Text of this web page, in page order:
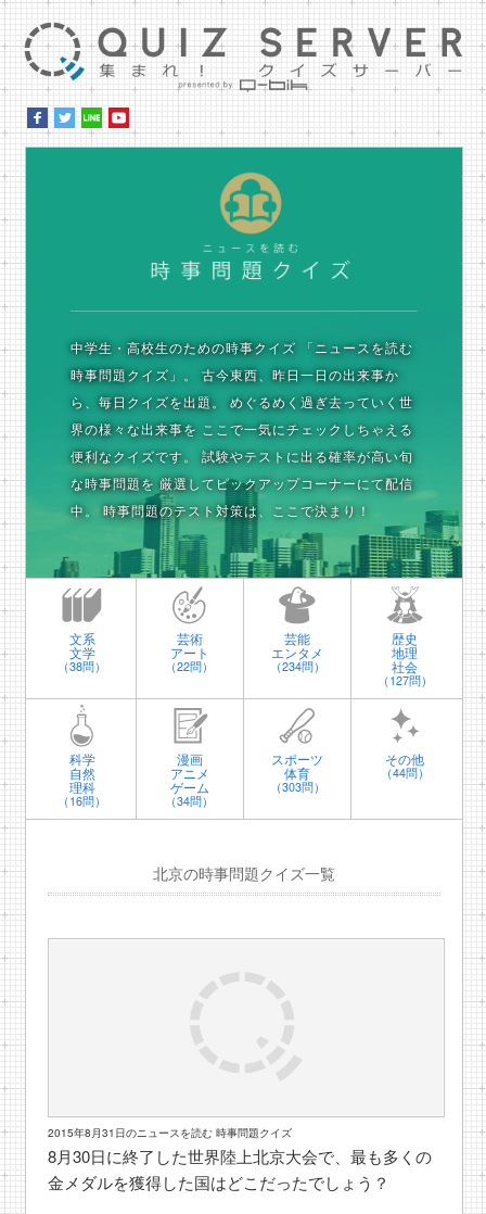
中学生・高校生のための時事クイズ 「ニュースを読む
時事問題クイズ」。
古今東西、昨日一日の出来事か
ら、毎日クイズを出題。
めぐるめく過ぎ去っていく世
界の様々な出来事を ここで一気にチェックしちゃえる
便利なクイズです。
試験やテストに出る確率が高い旬
な時事問題を 厳選してピックアップコーナーにて配信
中。
時事問題のテスト対策は、ここで決まり！
文系
文学
（38問）
芸術
アート
（22問）
芸能
エンタメ
（234問）
歴史
地理
社会
（127問）
科学
自然
理科
（16問）
漫画
アニメ
ゲーム
（34問）
スポーツ
体育
（303問）
その他
（44問）
北京の時事問題クイズ一覧
2015年8月31日のニュースを読む 時事問題クイズ
8月30日に終了した世界陸上北京大会で、最も多くの
金メダルを獲得した国はどこだったでしょう？